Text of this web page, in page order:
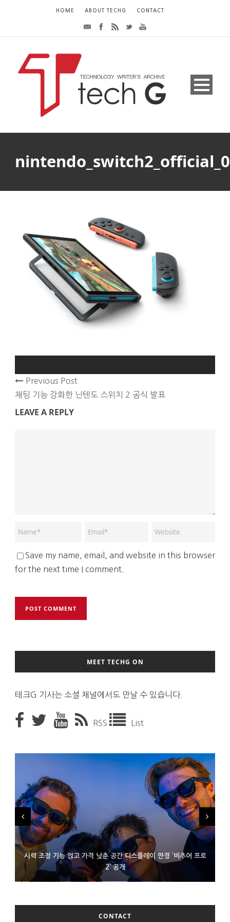
HOME ABOUT TECHG CONTACT
Previous Post
채팅 기능 강화한 닌텐도 스위치 2 공식 발표
LEAVE A REPLY
Save my name, email, and website in this browser
for the next time I comment.
MEET TECHG ON
테크G 기사는 소셜 채널에서도 만날 수 있습니다.
RSS List
시력 조정 기능 얹고 가격 낮춘 공간 디스플레이 안경 ‘비추어 프로
2’ 공개
D램 부족에 10억달러어치 아이폰18 프로세서 패키징 대기 중
300~400달러 반지형 스피커 준비하는 오픈AI
CONTACT